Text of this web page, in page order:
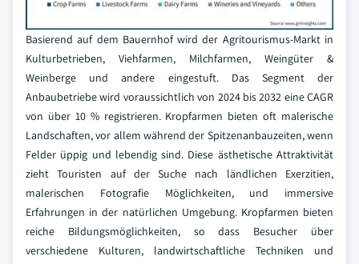
Basierend auf dem Bauernhof wird der Agritourismus-Markt in
Kulturbetrieben, Viehfarmen, Milchfarmen, Weingüter &
Weinberge und andere eingestuft. Das Segment der
Anbaubetriebe wird voraussichtlich von 2024 bis 2032 eine CAGR
von über 10 % registrieren. Kropfarmen bieten oft malerische
Landschaften, vor allem während der Spitzenanbauzeiten, wenn
Felder üppig und lebendig sind. Diese ästhetische Attraktivität
zieht Touristen auf der Suche nach ländlichen Exerzitien,
malerischen Fotografie Möglichkeiten, und immersive
Erfahrungen in der natürlichen Umgebung. Kropfarmen bieten
reiche Bildungsmöglichkeiten, so dass Besucher über
verschiedene Kulturen, landwirtschaftliche Techniken und